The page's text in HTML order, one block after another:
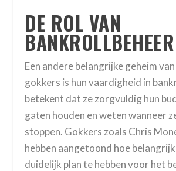
DE ROL VAN
BANKROLLBEHEER
Een andere belangrijke geheim
gokkers is hun vaardigheid in
betekent dat ze zorgvuldig hun
gaten houden en weten wanneer
stoppen. Gokkers zoals Chris
hebben aangetoond hoe
duidelijk plan te hebben voor het